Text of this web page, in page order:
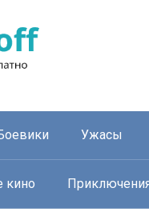
Ужасы
кино